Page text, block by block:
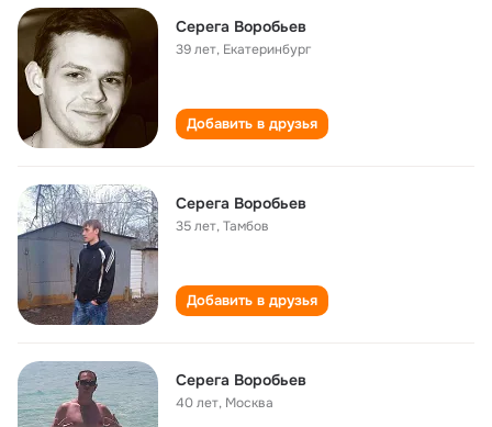
Серега Воробьев
39 лет, Екатеринбург
Добавить в друзья
Серега Воробьев
35 лет,Тамбов
Добавить в друзья
Серега Воробьев
40 лет, Москва